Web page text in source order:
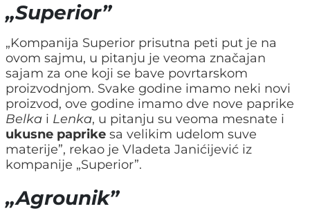
„Superior”
„Kompanija Superior prisutna peti put je na
ovom sajmu, u pitanju je veoma značajan
sajam za one koji se bave povrtarskom
proizvodnjom. Svake godine imamo neki novi
proizvod, ove godine imamo dve nove paprike
Belka i Lenka, u pitanju su veoma mesnate i
ukusne paprike sa velikim udelom suve
materije”, rekao je Vladeta Janićijević iz
kompanije „Superior”.
„Agrounik”